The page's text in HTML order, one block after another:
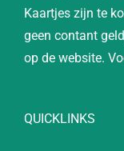
Kaartjes zijn te
geen contant
op de website.
QUICKLINKS